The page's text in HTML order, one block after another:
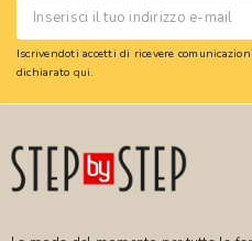
Iscrivendoti accetti di ricevere
dichiarato qui.